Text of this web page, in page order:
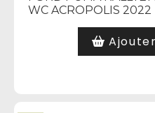
WC ACROPOLIS 2022